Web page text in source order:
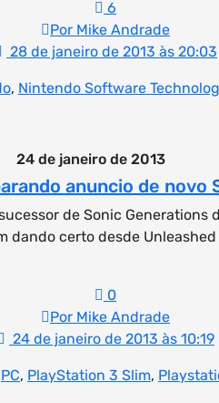
6
Por Mike Andrade
28 de janeiro de 2013 às 20:03
, Nintendo Software
24 de janeiro de 2013
anuncio de novo
de Sonic Generations
certo desde
0
Por Mike Andrade
24 de janeiro de 2013 às 10:19
PC, PlayStation 3 Slim,